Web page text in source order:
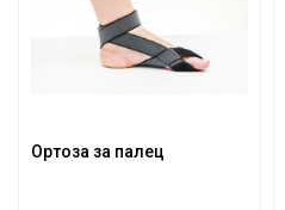
Ортоза за палец